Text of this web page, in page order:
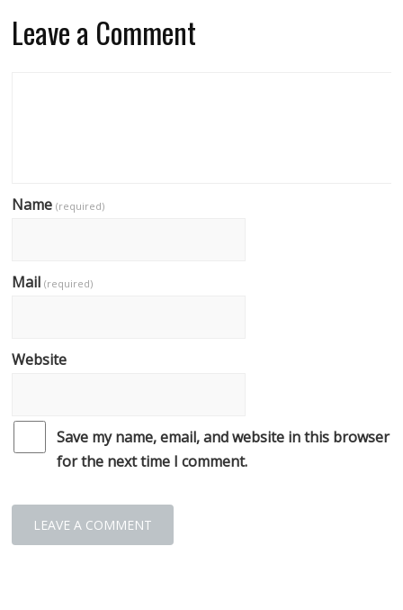
Leave a Comment
Name(required)
Mail(required)
Website
Save my name, email, and website in this browser
for the next time I comment.